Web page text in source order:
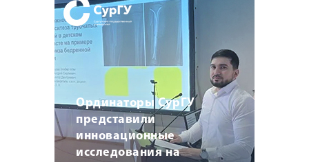
Ординаторы СурГУ
представили
инновационные
исследования на